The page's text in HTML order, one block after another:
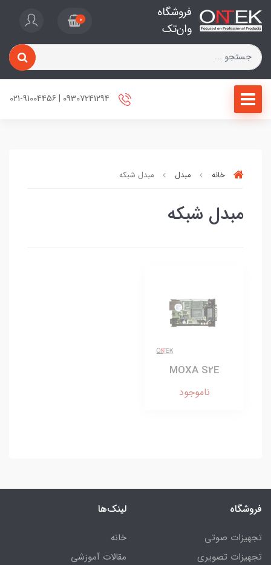
فروشگاه
وان‌تک
0
خانه مبدل مبدل شبکه
مبدل شبکه
MOXA S2E
ناموجود
فروشگاه
تجهیزات صوتی
تجهیزات تصویری
لینک‌ها
خانه
مقالات آموزشی